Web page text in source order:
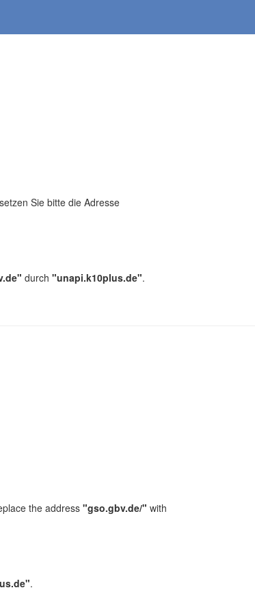
Sie bitte die Adresse
durch "unapi.k10plus.de".
the address "gso.gbv.de/" with
.